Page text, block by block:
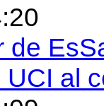
de
UCI al